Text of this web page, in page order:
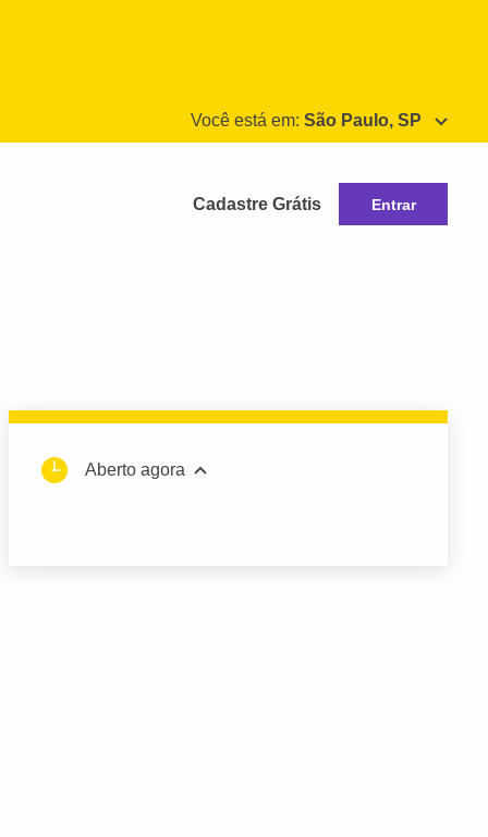
Você está em: São Paulo, SP
Cadastre Grátis Entrar
Aberto agora